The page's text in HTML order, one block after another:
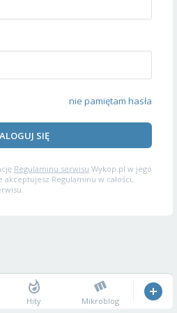
nie pamiętam hasła
SIĘ
Regulaminu serwisu Wykop.pl w jego
Regulaminu w całości,
Hity Mikroblog